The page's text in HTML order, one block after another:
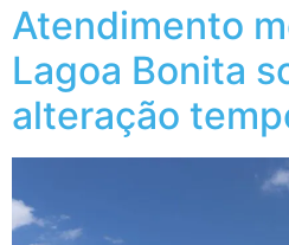
Atendimento
Lagoa Bonita
alteração